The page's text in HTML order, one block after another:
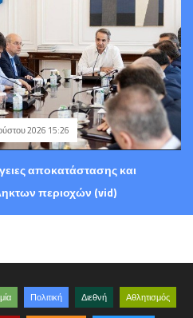
2026 15:26
αποκατάστασης και
περιοχών (vid)
Πολιτική Διεθνή Αθλητισμός